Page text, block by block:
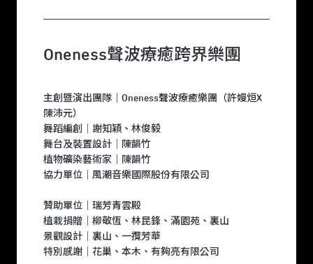
Oneness聲波療癒跨界樂團
主創暨演出團隊｜Oneness聲波療癒樂團（許嫚烜X
陳沛元）
舞蹈編創｜謝知穎、林俊毅
舞台及裝置設計｜陳韻竹
植物礦染藝術家｜陳韻竹
協力單位｜風潮音樂國際股份有限公司
贊助單位｜瑞芳青雲殿
植栽捐贈｜柳敬恆、林昆鋒、滿園苑、裏山
景觀設計｜裏山、一攬芳華
特別感謝｜花巢、本木、有夠亮有限公司